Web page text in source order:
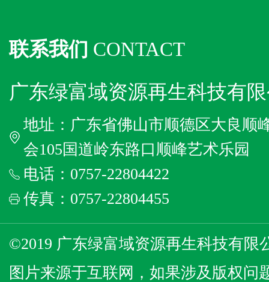
联系我们 CONTACT
广东绿富域资源再生科技有
地址：广东省佛山市顺德区大良顺
会105国道岭东路口顺峰艺术乐园
电话：0757-22804422
传真：0757-22804455
©2019 广东绿富域资源再生科技有限
图片来源于互联网，如果涉及版权问